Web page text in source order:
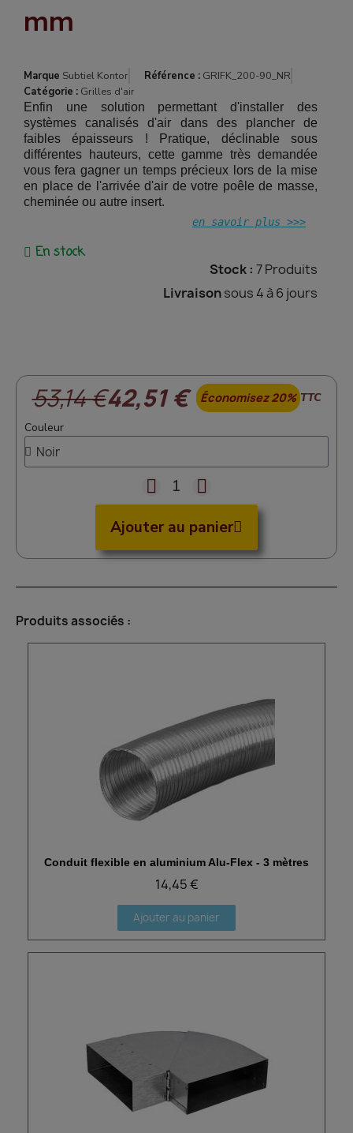
mm
Marque Subtiel Kontor Référence : GRIFK_200-90_NR
Catégorie : Grilles d'air
Enfin une solution permettant d'installer des
systèmes canalisés d'air dans des plancher de
faibles épaisseurs ! Pratique, déclinable sous
différentes hauteurs, cette gamme très demandée
vous fera gagner un temps précieux lors de la mise
en place de l'arrivée d'air de votre poêle de masse,
cheminée ou autre insert.
en savoir plus >>>
En stock
Stock : 7 Produits
Livraisonsous 4 à 6 jours
53,14 €42,51 € Économisez 20% TTC
Couleur
Ajouter au panier
Produits associés :
Aperçu rapide
Conduit flexible en aluminium Alu-Flex - 3 mètres
14,45 €
Ajouter au panier